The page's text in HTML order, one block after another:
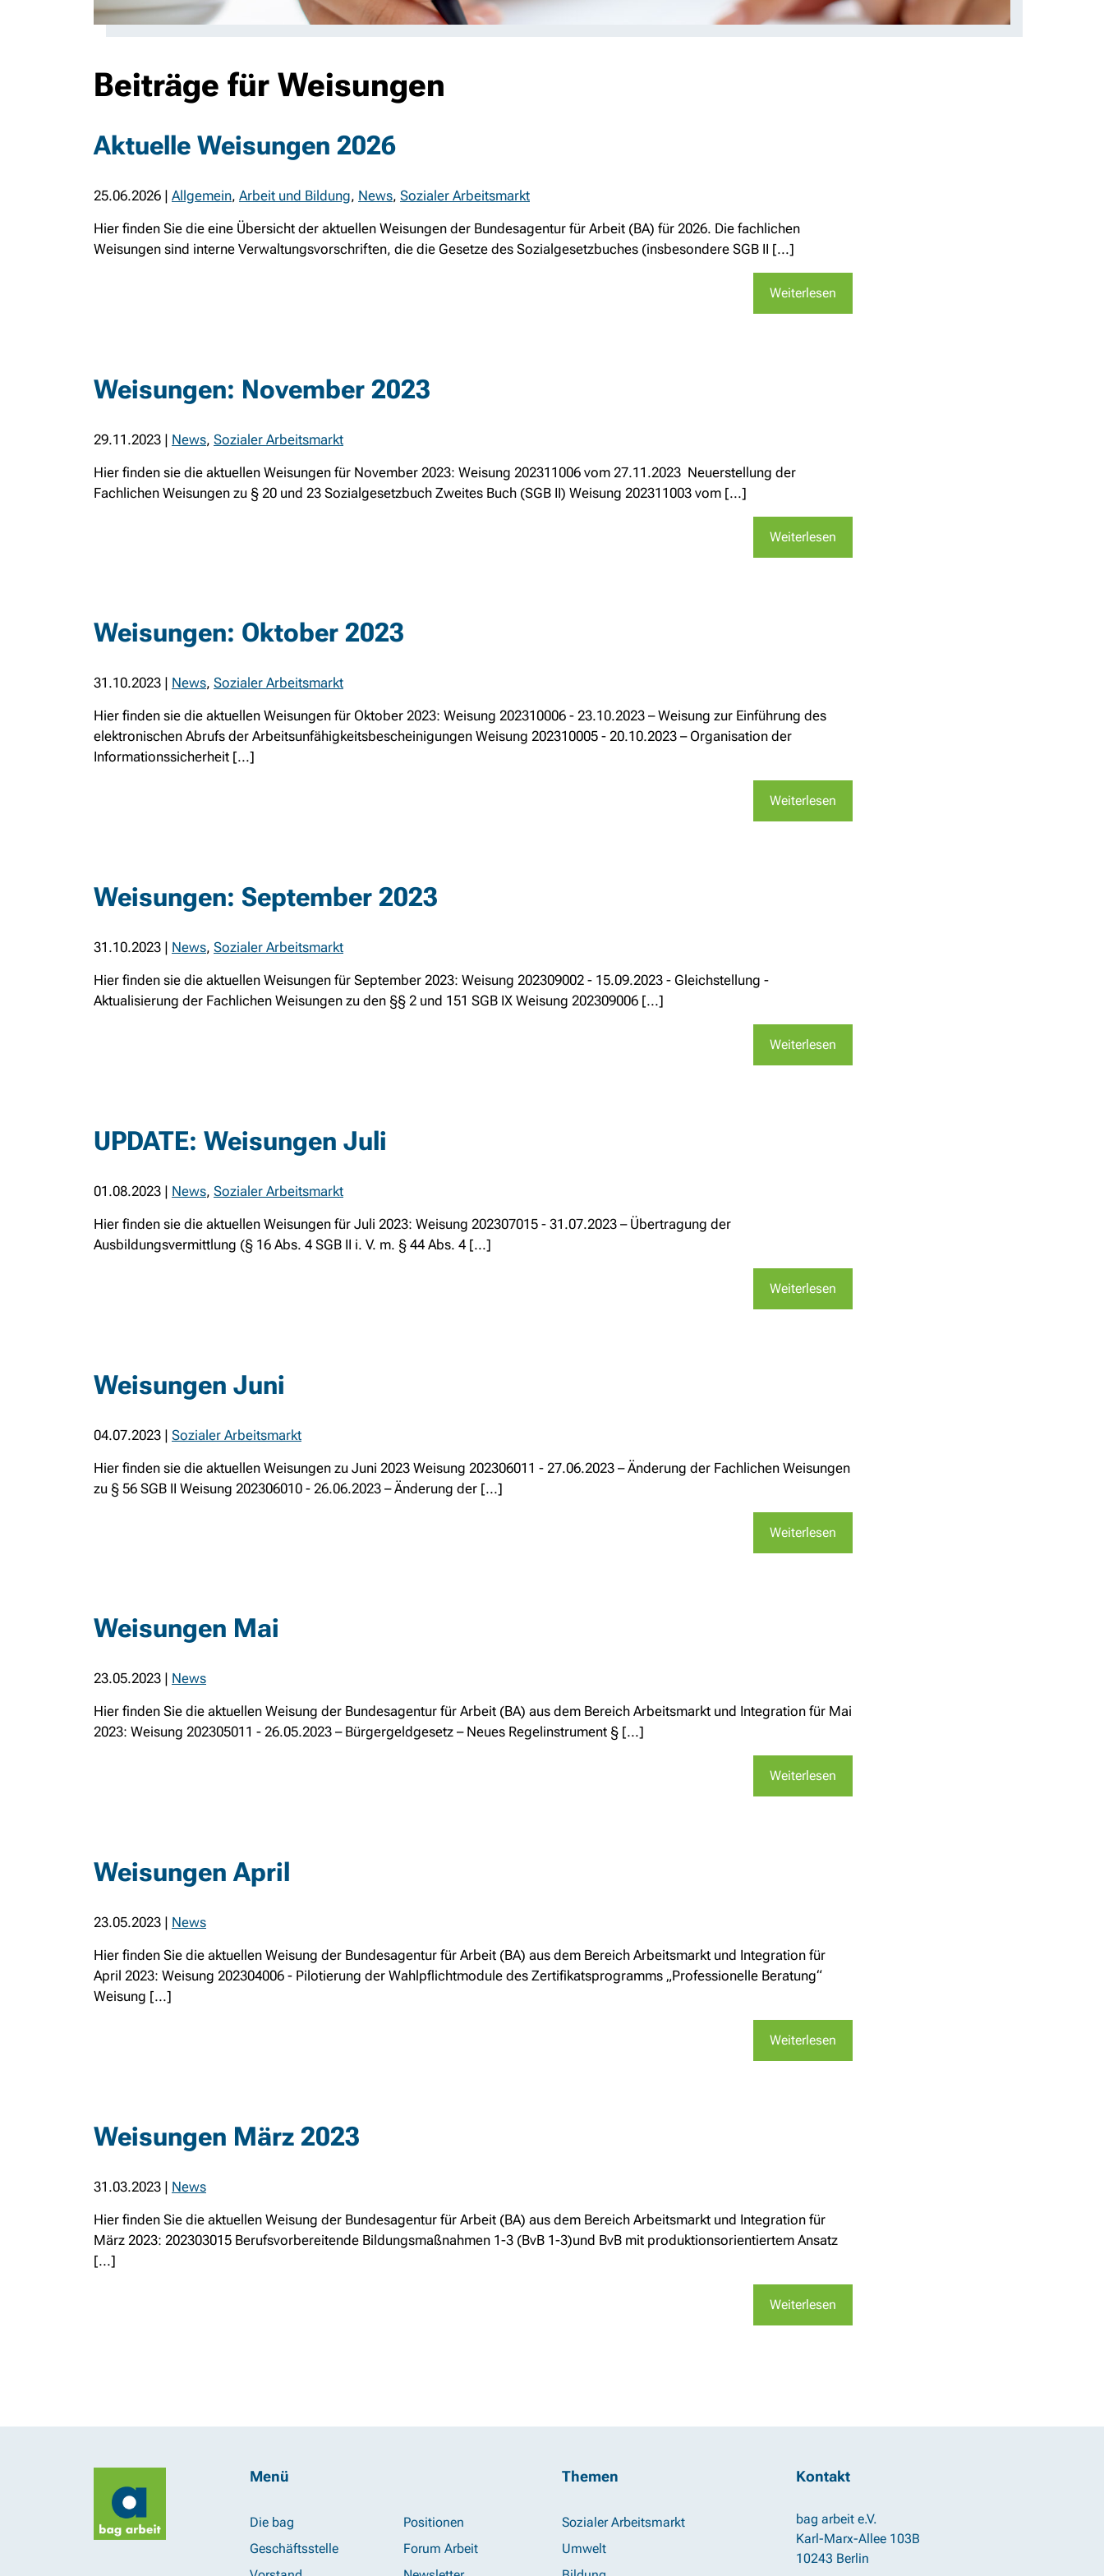
Beiträge für Weisungen
Aktuelle Weisungen 2026
25.06.2026 | Allgemein, Arbeit und Bildung, News, Sozialer Arbeitsmarkt
Hier finden Sie die eine Übersicht der aktuellen Weisungen der Bundesagentur für Arbeit (BA) für 2026. Die fachlichen
Weisungen sind interne Verwaltungsvorschriften, die die Gesetze des Sozialgesetzbuches (insbesondere SGB II [...]
Weiterlesen
Weisungen: November 2023
29.11.2023 | News, Sozialer Arbeitsmarkt
Hier finden sie die aktuellen Weisungen für November 2023: Weisung 202311006 vom 27.11.2023 Neuerstellung der
Fachlichen Weisungen zu § 20 und 23 Sozialgesetzbuch Zweites Buch (SGB II) Weisung 202311003 vom [...]
Weiterlesen
Weisungen: Oktober 2023
31.10.2023 | News, Sozialer Arbeitsmarkt
Hier finden sie die aktuellen Weisungen für Oktober 2023: Weisung 202310006 - 23.10.2023 – Weisung zur Einführung des
elektronischen Abrufs der Arbeitsunfähigkeitsbescheinigungen Weisung 202310005 - 20.10.2023 – Organisation der
Informationssicherheit [...]
Weiterlesen
Weisungen: September 2023
31.10.2023 | News, Sozialer Arbeitsmarkt
Hier finden sie die aktuellen Weisungen für September 2023: Weisung 202309002 - 15.09.2023 - Gleichstellung -
Aktualisierung der Fachlichen Weisungen zu den §§ 2 und 151 SGB IX Weisung 202309006 [...]
Weiterlesen
UPDATE: Weisungen Juli
01.08.2023 | News, Sozialer Arbeitsmarkt
Hier finden sie die aktuellen Weisungen für Juli 2023: Weisung 202307015 - 31.07.2023 – Übertragung der
Ausbildungsvermittlung (§ 16 Abs. 4 SGB II i. V. m. § 44 Abs. 4 [...]
Weiterlesen
Weisungen Juni
04.07.2023 | Sozialer Arbeitsmarkt
Hier finden sie die aktuellen Weisungen zu Juni 2023 Weisung 202306011 - 27.06.2023 – Änderung der Fachlichen Weisungen
zu § 56 SGB II Weisung 202306010 - 26.06.2023 – Änderung der [...]
Weiterlesen
Weisungen Mai
23.05.2023 | News
Hier finden Sie die aktuellen Weisung der Bundesagentur für Arbeit (BA) aus dem Bereich Arbeitsmarkt und Integration für Mai
2023: Weisung 202305011 - 26.05.2023 – Bürgergeldgesetz – Neues Regelinstrument § [...]
Weiterlesen
Weisungen April
23.05.2023 | News
Hier finden Sie die aktuellen Weisung der Bundesagentur für Arbeit (BA) aus dem Bereich Arbeitsmarkt und Integration für
April 2023: Weisung 202304006 - Pilotierung der Wahlpflichtmodule des Zertifikatsprogramms „Professionelle Beratung“
Weisung [...]
Weiterlesen
Weisungen März 2023
31.03.2023 | News
Hier finden Sie die aktuellen Weisung der Bundesagentur für Arbeit (BA) aus dem Bereich Arbeitsmarkt und Integration für
März 2023: 202303015 Berufsvorbereitende Bildungsmaßnahmen 1-3 (BvB 1-3)und BvB mit produktionsorientiertem Ansatz
[...]
Weiterlesen
Menü
Die bag
Geschäftsstelle
Positionen
Forum Arbeit
Themen
Sozialer Arbeitsmarkt
Umwelt
Kontakt
bag arbeit e.V.
Karl-Marx-Allee 103B
10243 Berlin